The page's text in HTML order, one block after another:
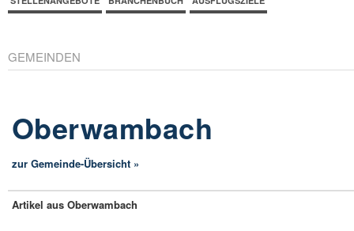
GEMEINDEN
Oberwambach
zur Gemeinde-Übersicht »
Artikel aus Oberwambach